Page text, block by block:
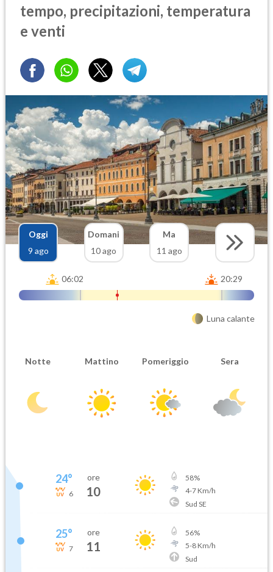
tempo, precipitazioni, temperatura
e venti
Oggi
9 ago
Domani
10 ago
Ma
11 ago
06:02 20:29
Luna calante
Notte Mattino Pomeriggio Sera
24°
6
ore
10
58%
4-7Km/h
Sud SE
25°
7
ore
11
56%
5-8Km/h
Sud